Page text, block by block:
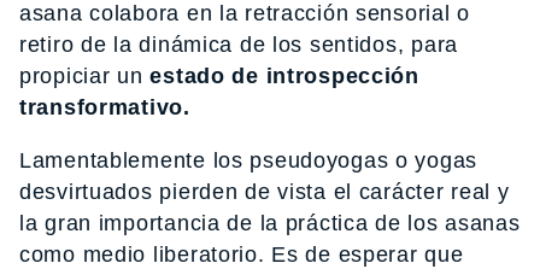
asana colabora en la retracción sensorial o
retiro de la dinámica de los sentidos, para
propiciar un estado de introspección
transformativo.
Lamentablemente los pseudoyogas o yogas
desvirtuados pierden de vista el carácter real y
la gran importancia de la práctica de los asanas
como medio liberatorio. Es de esperar que